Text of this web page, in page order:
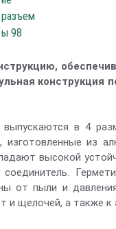
конструкция
в 4
из
высокой
от пыли и
и щелочей, а также к